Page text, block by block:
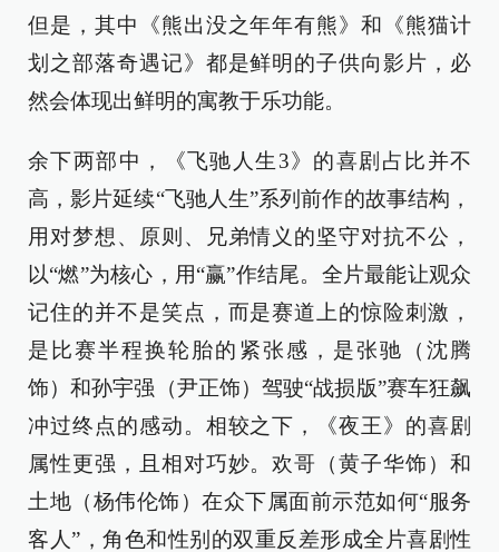
但是，其中《熊出没之年年有熊》和《熊猫计
划之部落奇遇记》都是鲜明的子供向影片，必
然会体现出鲜明的寓教于乐功能。
余下两部中，《飞驰人生3》的喜剧占比并不
高，影片延续“飞驰人生”系列前作的故事结构，
用对梦想、原则、兄弟情义的坚守对抗不公，
以“燃”为核心，用“赢”作结尾。全片最能让观众
记住的并不是笑点，而是赛道上的惊险刺激，
是比赛半程换轮胎的紧张感，是张驰（沈腾
饰）和孙宇强（尹正饰）驾驶“战损版”赛车狂飙
冲过终点的感动。相较之下，《夜王》的喜剧
属性更强，且相对巧妙。欢哥（黄子华饰）和
土地（杨伟伦饰）在众下属面前示范如何“服务
客人”，角色和性别的双重反差形成全片喜剧性